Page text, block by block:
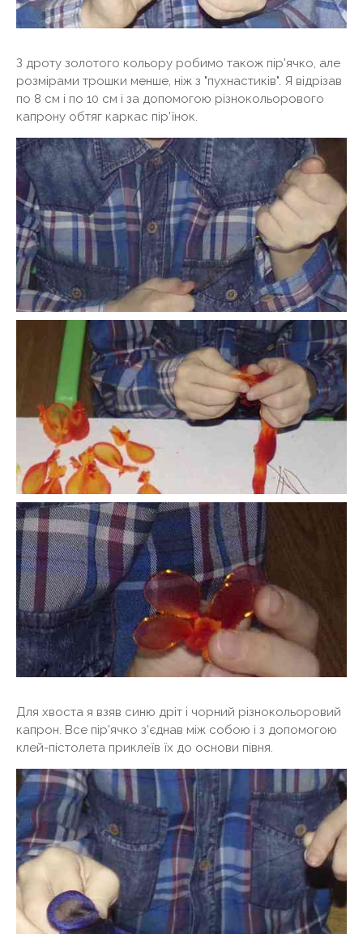
З дроту золотого кольору робимо також пір'ячко, але
розмірами трошки менше, ніж з "пухнастиків". Я відрізав
по 8 см і по 10 см і за допомогою різнокольорового
капрону обтяг каркас пір'їнок.
Для хвоста я взяв синю дріт і чорний різнокольоровий
капрон. Все пір'ячко з'єднав між собою і з допомогою
клей-пістолета приклеїв їх до основи півня.